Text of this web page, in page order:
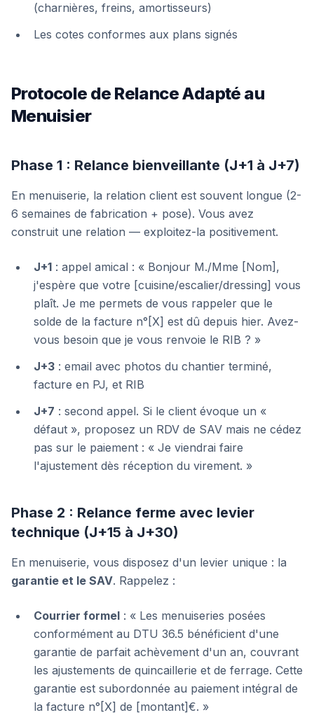
(charnières, freins, amortisseurs)
Les cotes conformes aux plans signés
Protocole de Relance Adapté au
Menuisier
Phase 1 : Relance bienveillante (J+1 à J+7)
En menuiserie, la relation client est souvent longue (2-
6 semaines de fabrication + pose). Vous avez
construit une relation — exploitez-la positivement.
J+1 : appel amical : « Bonjour M./Mme [Nom],
j'espère que votre [cuisine/escalier/dressing] vous
plaît. Je me permets de vous rappeler que le
solde de la facture n°[X] est dû depuis hier. Avez-
vous besoin que je vous renvoie le RIB ? »
J+3 : email avec photos du chantier terminé,
facture en PJ, et RIB
J+7 : second appel. Si le client évoque un «
défaut », proposez un RDV de SAV mais ne cédez
pas sur le paiement : « Je viendrai faire
l'ajustement dès réception du virement. »
Phase 2 : Relance ferme avec levier
technique (J+15 à J+30)
En menuiserie, vous disposez d'un levier unique : la
garantie et le SAV. Rappelez :
Courrier formel : « Les menuiseries posées
conformément au DTU 36.5 bénéficient d'une
garantie de parfait achèvement d'un an, couvrant
les ajustements de quincaillerie et de ferrage. Cette
garantie est subordonnée au paiement intégral de
la facture n°[X] de [montant]€. »